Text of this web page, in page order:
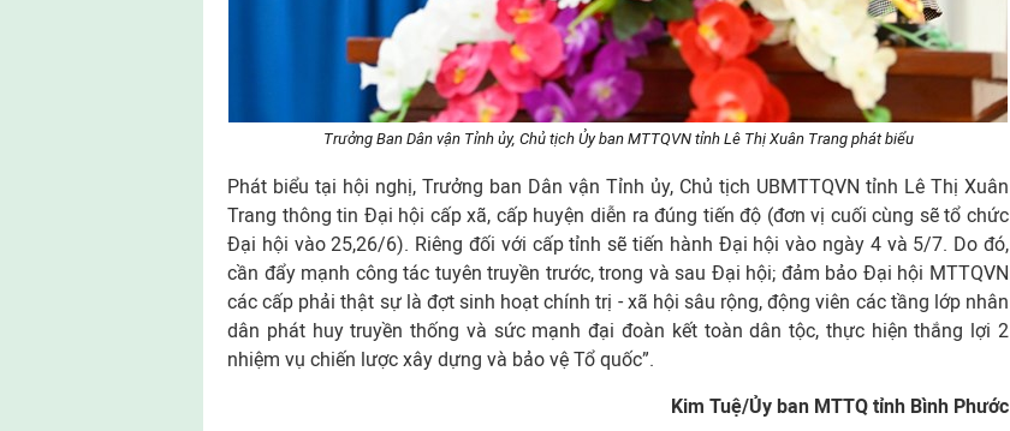
Trưởng Ban Dân vận Tỉnh ủy, Chủ tịch Ủy ban MTTQVN tỉnh Lê Thị Xuân Trang phát biểu
Phát biểu tại hội nghị, Trưởng ban Dân vận Tỉnh ủy, Chủ tịch UBMTTQVN tỉnh Lê Thị Xuân
Trang thông tin Đại hội cấp xã, cấp huyện diễn ra đúng tiến độ (đơn vị cuối cùng sẽ tổ chức
Đại hội vào 25,26/6). Riêng đối với cấp tỉnh sẽ tiến hành Đại hội vào ngày 4 và 5/7. Do đó,
cần đẩy mạnh công tác tuyên truyền trước, trong và sau Đại hội; đảm bảo Đại hội MTTQVN
các cấp phải thật sự là đợt sinh hoạt chính trị - xã hội sâu rộng, động viên các tầng lớp nhân
dân phát huy truyền thống và sức mạnh đại đoàn kết toàn dân tộc, thực hiện thắng lợi 2
nhiệm vụ chiến lược xây dựng và bảo vệ Tổ quốc”.
Kim Tuệ/Ủy ban MTTQ tỉnh Bình Phước